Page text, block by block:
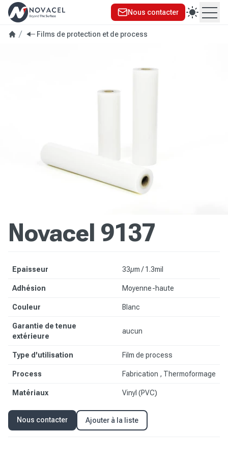
Nous contacter
Films de protection et de process
Novacel 9137
Epaisseur 33µm / 1.3mil
Adhésion Moyenne-haute
Couleur Blanc
Garantie de tenue
extérieure
aucun
Type d'utilisation Film de process
Process Fabrication , Thermoformage
Matériaux Vinyl (PVC)
Nous contacter Ajouter à la liste